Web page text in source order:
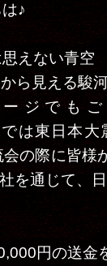
♪
えない青空
ら見える駿
ジでも
は東日本
の際に皆様
を通じて、
円の送金